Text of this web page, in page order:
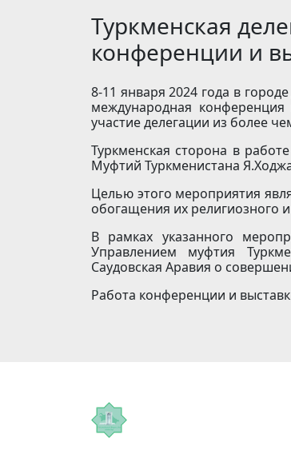
Туркменская
конференции и
8-11 января 2024 года в
международная
участие делегации из более
Туркменская сторона в
Муфтий Туркменистана
Целью этого мероприятия
обогащения их религиозного
В рамках указанного
Управлением муфтия
Саудовская Аравия о
Работа конференции и